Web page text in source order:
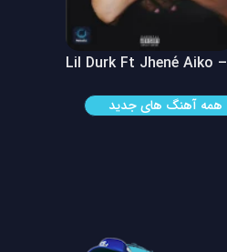
Lil Durk Ft Jhené Aiko
همه آهنگ های جدید